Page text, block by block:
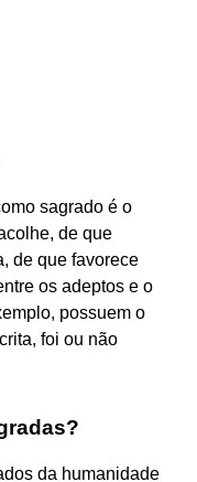
sagrado é o
de que
de que favorece
os adeptos e o
possuem o
foi ou não
da humanidade